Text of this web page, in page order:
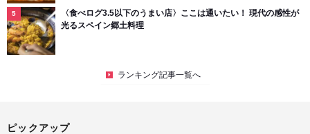
〈食べログ3.5以下のうまい店〉ここは通いたい！ 現代の感性が
光るスペイン郷土料理
ランキング記事一覧へ
ピックアップ